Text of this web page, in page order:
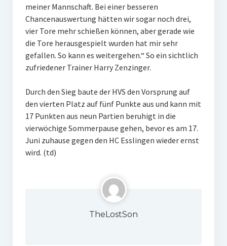
meiner Mannschaft. Bei einer besseren
Chancenauswertung hätten wir sogar noch drei,
vier Tore mehr schießen können, aber gerade wie
die Tore herausgespielt wurden hat mir sehr
gefallen. So kann es weitergehen.“ So ein sichtlich
zufriedener Trainer Harry Zenzinger.
Durch den Sieg baute der HVS den Vorsprung auf
den vierten Platz auf fünf Punkte aus und kann mit
17 Punkten aus neun Partien beruhigt in die
vierwöchige Sommerpause gehen, bevor es am 17.
Juni zuhause gegen den HC Esslingen wieder ernst
wird. (td)
TheLostSon